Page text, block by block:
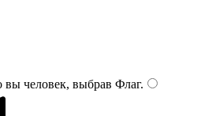
вы человек, выбрав Флаг.